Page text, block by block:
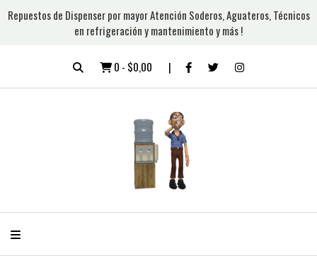
Repuestos de Dispenser por mayor Atención Soderos, Aguateros, Técnicos
en refrigeración y mantenimiento y más !
0 - $0,00